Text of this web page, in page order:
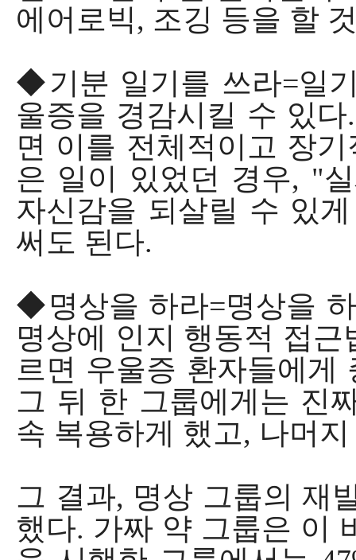
에어로빅, 조깅 등을 할
◆기분 일기를 쓰라=일
울증을 경감시킬 수 있
면 이를 전체적이고 장
은 일이 있었던 경우, "
자신감을 되살릴 수 있
써도 된다.
◆명상을 하라=명상을
명상에 인지 행동적 접
르면 우울증 환자들에게
그 뒤 한 그룹에게는 진
속 복용하게 했고, 나머
그 결과, 명상 그룹의 재
했다. 가짜 약 그룹은 이